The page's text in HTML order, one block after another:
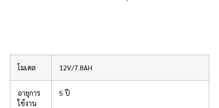
โมเดล 12V/7.8AH
อายุการ
ใช้งาน
5 ปี